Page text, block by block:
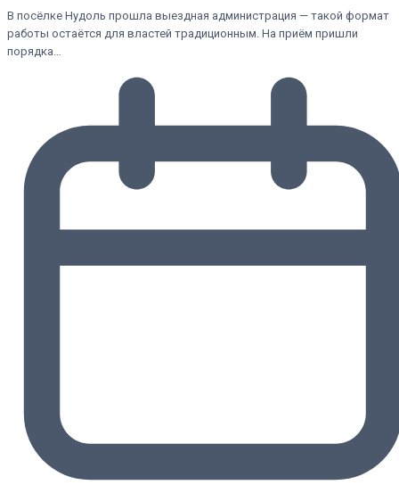
В посёлке Нудоль прошла выездная администрация — такой формат
работы остаётся для властей традиционным. На приём пришли
порядка…